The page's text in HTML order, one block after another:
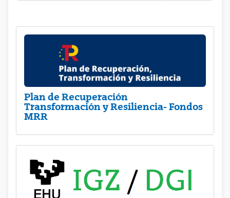
Plan de Recuperación
Transformación y Resiliencia- Fondos
MRR